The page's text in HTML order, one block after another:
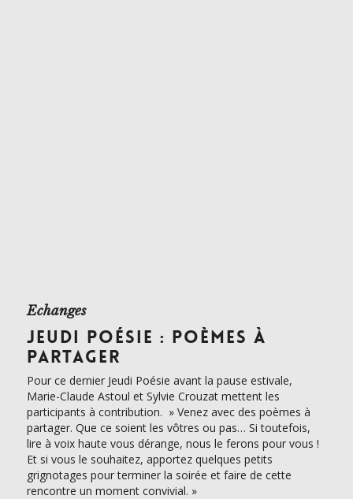
Echanges
JEUDI POÉSIE : POÈMES À
PARTAGER
Pour ce dernier Jeudi Poésie avant la pause estivale,
Marie-Claude Astoul et Sylvie Crouzat mettent les
participants à contribution. » Venez avec des poèmes à
partager. Que ce soient les vôtres ou pas… Si toutefois,
lire à voix haute vous dérange, nous le ferons pour vous !
Et si vous le souhaitez, apportez quelques petits
grignotages pour terminer la soirée et faire de cette
rencontre un moment convivial. »